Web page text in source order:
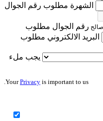
الشهرة مطلوب رقم الجوال
رقم الجوال مطلوب
البريد الالكتروني مطلوب
يجب ملء
YourPrivacy is important to us.